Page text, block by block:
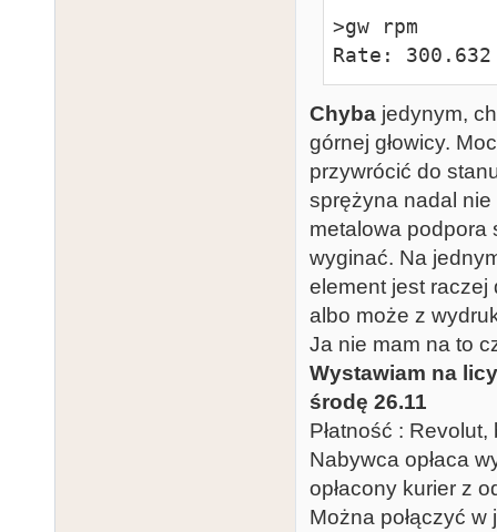
>gw rpm
Rate:
Chyba jedynym,
górnej głowicy.
przywrócić do
sprężyna nadal nie
metalowa podpora
wyginać. Na
element jest
albo może z
Ja nie mam na to
Wystawiam na
środę 26.11
Płatność :
Nabywca opłaca
opłacony kurier z
Można połączyć